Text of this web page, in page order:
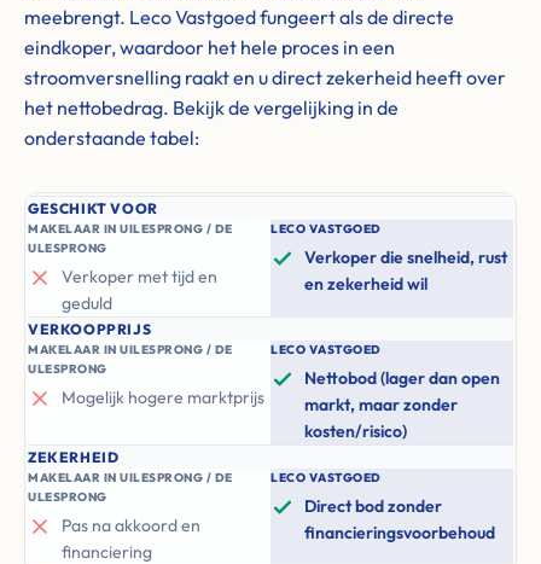
meebrengt. Leco Vastgoed fungeert als de directe
eindkoper, waardoor het hele proces in een
stroomversnelling raakt en u direct zekerheid heeft over
het nettobedrag. Bekijk de vergelijking in de
onderstaande tabel:
GESCHIKT VOOR
MAKELAAR IN UILESPRONG / DE
ULESPRONG
Verkoper met tijd en
geduld
LECO VASTGOED
Verkoper die snelheid, rust
en zekerheid wil
VERKOOPPRIJS
MAKELAAR IN UILESPRONG / DE
ULESPRONG
Mogelijk hogere marktprijs
LECO VASTGOED
Nettobod (lager dan open
markt, maar zonder
kosten/risico)
ZEKERHEID
MAKELAAR IN UILESPRONG / DE
ULESPRONG
Pas na akkoord en
financiering
LECO VASTGOED
Direct bod zonder
financieringsvoorbehoud